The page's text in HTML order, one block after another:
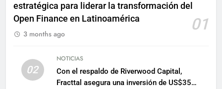
estratégica para liderar la transformación del
Open Finance en Latinoamérica
01
3 months ago
02
NOTICIAS
Con el respaldo de Riverwood Capital,
Fracttal asegura una inversión de US$35